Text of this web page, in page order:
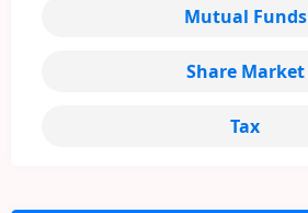
Mutual Funds
Share Market
Tax